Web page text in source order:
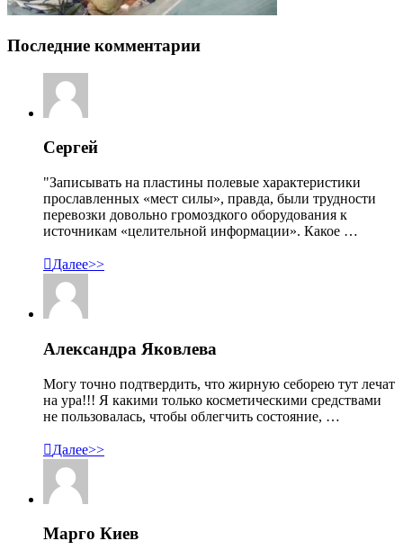
Последние комментарии
Сергей
"Записывать на пластины полевые характеристики
прославленных «мест силы», правда, были трудности
перевозки довольно громоздкого оборудования к
источникам «целительной информации». Какое …
Далее>>
Александра Яковлева
Могу точно подтвердить, что жирную себорею тут лечат
на ура!!! Я какими только косметическими средствами
не пользовалась, чтобы облегчить состояние, …
Далее>>
Марго Киев